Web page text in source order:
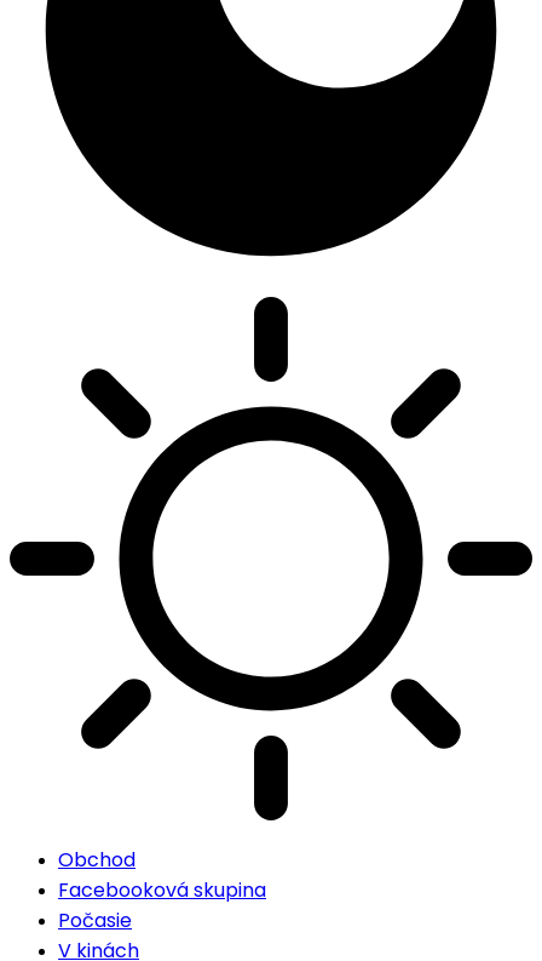
Obchod
Facebooková skupina
Počasie
V kinách